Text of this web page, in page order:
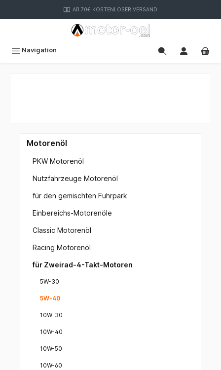
AB 70€ KOSTENLOSER VERSAND
Navigation
Motorenöl
PKW Motorenöl
Nutzfahrzeuge Motorenöl
für den gemischten Fuhrpark
Einbereichs-Motorenöle
Classic Motorenöl
Racing Motorenöl
für Zweirad-4-Takt-Motoren
5W-30
5W-40
10W-30
10W-40
10W-50
10W-60